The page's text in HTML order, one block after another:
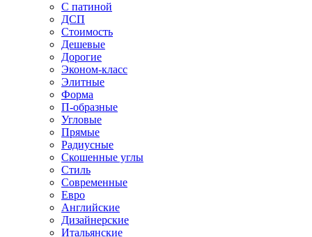
С патиной
ДСП
Стоимость
Дешевые
Дорогие
Эконом-класс
Элитные
Форма
П-образные
Угловые
Прямые
Радиусные
Скошенные углы
Стиль
Современные
Евро
Английские
Дизайнерские
Итальянские